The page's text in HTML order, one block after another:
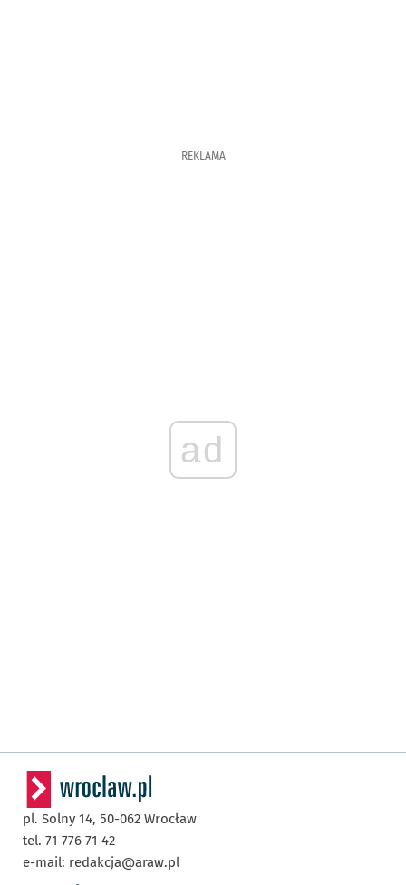
REKLAMA
ad
pl. Solny 14, 50-062 Wrocław
tel. 71 776 71 42
e-mail: redakcja@araw.pl